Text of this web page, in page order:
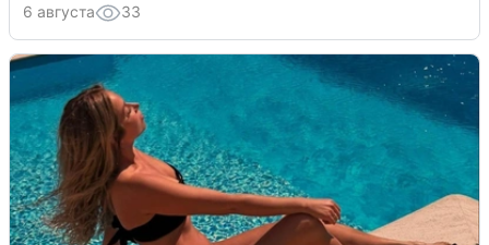
6 августа 33